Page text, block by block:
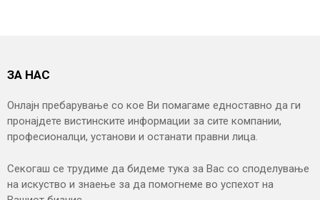
ЗА НАС
Онлајн пребарување со кое Ви помагаме едноставно да ги
пронајдете вистинските информации за сите компании,
професионалци, установи и останати правни лица.
Секогаш се трудиме да бидеме тука за Вас со споделување
на искуство и знаење за да помогнеме во успехот на